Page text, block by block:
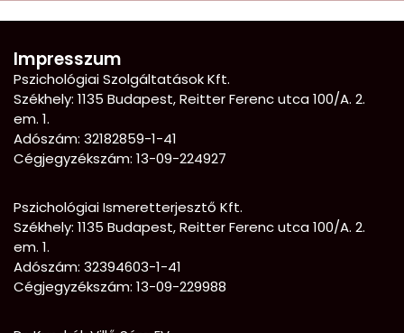
Impresszum
Pszichológiai Szolgáltatások Kft.
Székhely: 1135 Budapest, Reitter Ferenc utca 100/A. 2.
em. 1.
Adószám: 32182859-1-41
Cégjegyzékszám: 13-09-224927
Pszichológiai Ismeretterjesztő Kft.
Székhely: 1135 Budapest, Reitter Ferenc utca 100/A. 2.
em. 1.
Adószám: 32394603-1-41
Cégjegyzékszám: 13-09-229988